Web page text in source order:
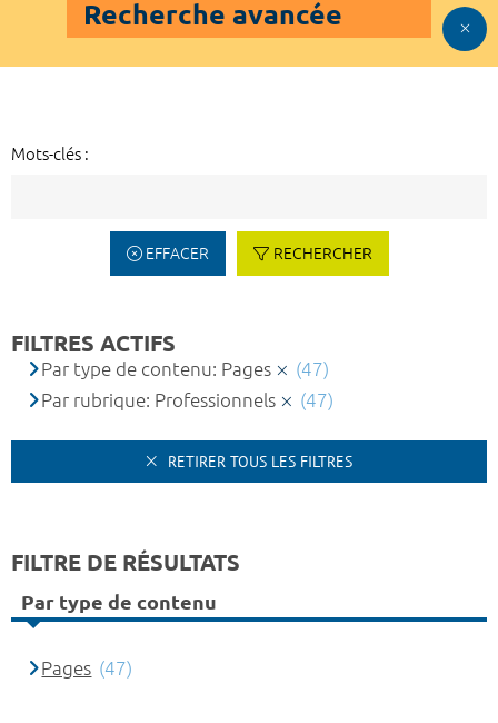
Recherche avancée
Mots-clés :
EFFACER RECHERCHER
FILTRES ACTIFS
Par type de contenu: Pages
(47)
Par rubrique: Professionnels
(47)
RETIRER TOUS LES FILTRES
FILTRE DE RÉSULTATS
Par type de contenu
Pages (47)